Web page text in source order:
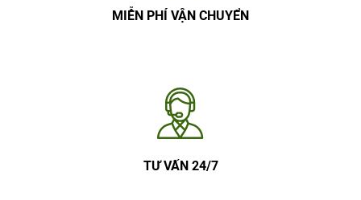
MIỄN PHÍ VẬN CHUYỂN
TƯ VẤN 24/7